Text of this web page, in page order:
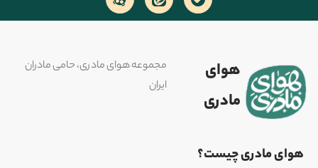
هوای
مادری
مجموعه هوای مادری، حامی مادران
ایران
هوای مادری چیست؟